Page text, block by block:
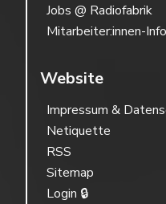
Jobs @ Radiofabrik
Mitarbeiter:innen-
Website
Impressum &
Netiquette
RSS
Sitemap
Login 🔒